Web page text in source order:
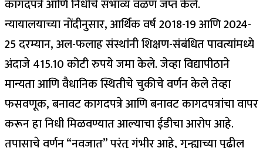
कागदपत्रे आणि निधीचे संभाव्य वळण जप्त केले.
न्यायालयाच्या नोंदीनुसार, आर्थिक वर्ष 2018-19 आणि 2024-
25 दरम्यान, अल-फलाह संस्थांनी शिक्षण-संबंधित पावत्यांमध्ये
अंदाजे 415.10 कोटी रुपये जमा केले.जेव्हा विद्यापीठाने
मान्यता आणि वैधानिक स्थितीचे चुकीचे वर्णन केले तेव्हा
फसवणूक, बनावट कागदपत्रे आणि बनावट कागदपत्रांचा वापर
करून हा निधी मिळवण्यात आल्याचा ईडीचा आरोप आहे.
तपासाचे वर्णन “नवजात” परंतु गंभीर आहे, गुन्ह्याच्या पुढील